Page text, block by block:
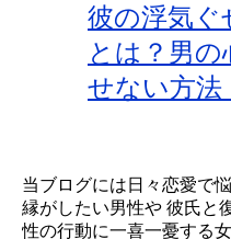
彼の浮気ぐ
とは？男の
せない方法
当ブログには日々恋愛で
縁がしたい男性や 彼氏と
性の行動に一喜一憂する